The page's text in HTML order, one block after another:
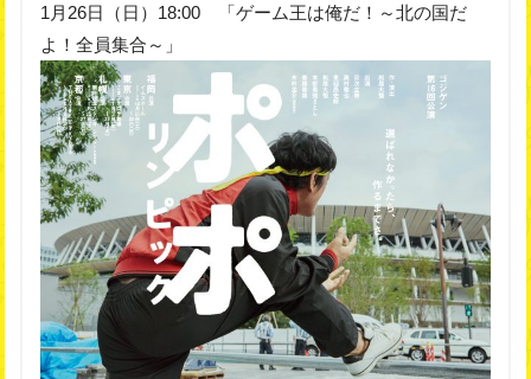
1月26日（日）18:00 「ゲーム王は俺だ！～北の国だ
よ！全員集合～」